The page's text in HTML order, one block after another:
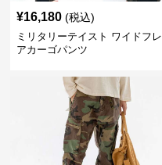
¥16,180 (税込)
ミリタリーテイスト ワイドフレ
アカーゴパンツ